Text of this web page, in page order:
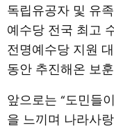
독립유공자 및 유
예수당 전국 최고
전명예수당 지원
동안 추진해온 보
앞으로는 “도민들
을 느끼며 나라사